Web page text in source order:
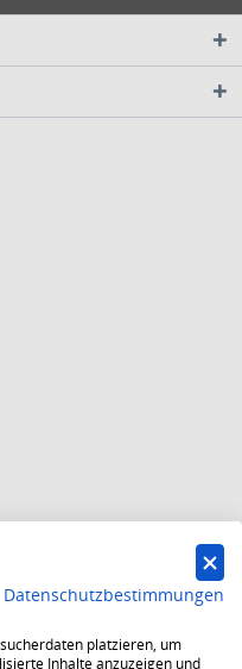
Award stehen seit mehr als 5,
Datenschutzbestimmungen
platzieren, um
Inhalte anzuzeigen und